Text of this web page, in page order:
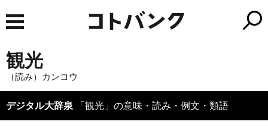
観光
（読み）カンコウ
デジタル大辞泉 「観光」の意味・読み・例文・類語